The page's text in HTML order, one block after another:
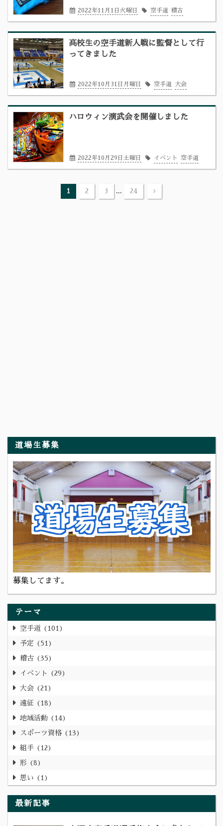
2022年11月1日火曜日 空手道 稽古
高校生の空手道新人戦に監督として行
ってきました
2022年10月31日月曜日 空手道 大会
ハロウィン演武会を開催しました
2022年10月29日土曜日 イベント 空手道
1 2 3 ... 24
道場生募集
募集してます。
テーマ
空手道 101
予定 51
稽古 35
イベント 29
大会 21
遠征 18
地域活動 14
スポーツ資格 13
組手 12
形 8
思い 1
最新記事